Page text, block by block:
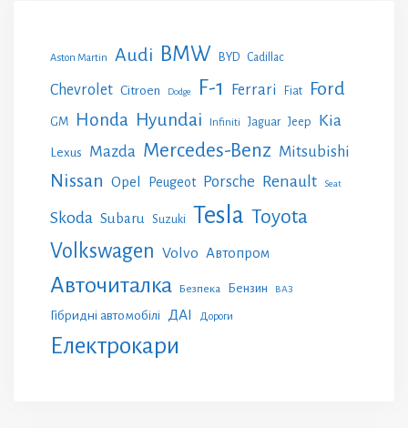
Aston Martin Audi BMW BYD Cadillac
Chevrolet Citroen Dodge F-1 Ferrari Fiat Ford
GM Honda Hyundai Infiniti Jaguar Jeep Kia
Lexus Mazda Mercedes-Benz Mitsubishi
Nissan Opel Peugeot Porsche Renault Seat
Skoda Subaru Suzuki Tesla Toyota
Volkswagen Volvo Автопром
Авточиталка Безпека Бензин ВАЗ
Гібридні автомобілі ДАІ Дороги
Електрокари